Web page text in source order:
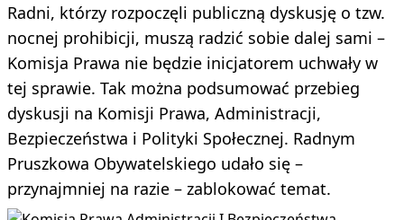
Radni, którzy rozpoczęli publiczną dyskusję o tzw.
nocnej prohibicji, muszą radzić sobie dalej sami –
Komisja Prawa nie będzie inicjatorem uchwały w
tej sprawie. Tak można podsumować przebieg
dyskusji na Komisji Prawa, Administracji,
Bezpieczeństwa i Polityki Społecznej. Radnym
Pruszkowa Obywatelskiego udało się –
przynajmniej na razie – zablokować temat.